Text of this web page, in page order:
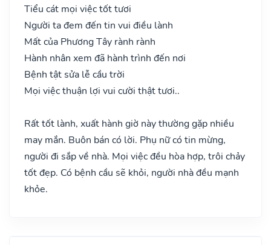
Tiểu cát mọi việc tốt tươi
Người ta đem đến tin vui điều lành
Mất của Phương Tây rành rành
Hành nhân xem đã hành trình đến nơi
Bệnh tật sửa lễ cầu trời
Mọi việc thuận lợi vui cười thật tươi..
Rất tốt lành, xuất hành giờ này thường gặp nhiều
may mắn. Buôn bán có lời. Phụ nữ có tin mừng,
người đi sắp về nhà. Mọi việc đều hòa hợp, trôi chảy
tốt đẹp. Có bệnh cầu sẽ khỏi, người nhà đều mạnh
khỏe.